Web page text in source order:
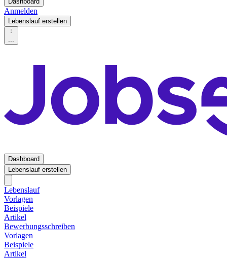
Anmelden
Lebenslauf erstellen
...
Dashboard
Lebenslauf erstellen
Lebenslauf
Vorlagen
Beispiele
Artikel
Bewerbungsschreiben
Vorlagen
Beispiele
Artikel